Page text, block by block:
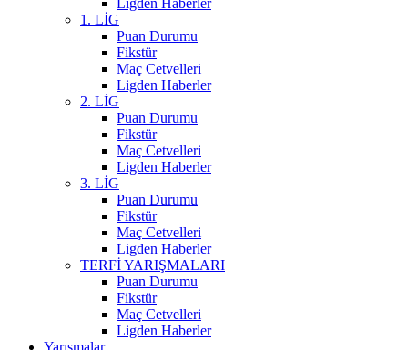
Ligden Haberler
1. LİG
Puan Durumu
Fikstür
Maç Cetvelleri
Ligden Haberler
2. LİG
Puan Durumu
Fikstür
Maç Cetvelleri
Ligden Haberler
3. LİG
Puan Durumu
Fikstür
Maç Cetvelleri
Ligden Haberler
TERFİ YARIŞMALARI
Puan Durumu
Fikstür
Maç Cetvelleri
Ligden Haberler
Yarışmalar